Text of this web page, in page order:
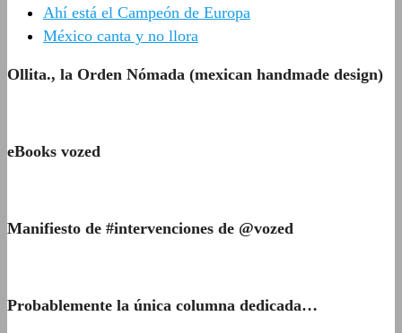
Ahí está el Campeón de Europa
México canta y no llora
Ollita., la Orden Nómada (mexican handmade design)
eBooks vozed
Manifiesto de #intervenciones de @vozed
Probablemente la única columna dedicada…